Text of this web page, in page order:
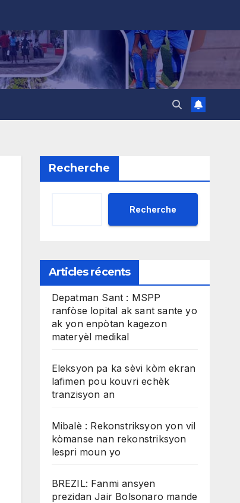
Recherche
Recherche
Articles récents
Depatman Sant : MSPP
ranfòse lopital ak sant sante yo
ak yon enpòtan kagezon
materyèl medikal
Eleksyon pa ka sèvi kòm ekran
lafimen pou kouvri echèk
tranzisyon an
Mibalè : Rekonstriksyon yon vil
kòmanse nan rekonstriksyon
lespri moun yo
BREZIL: Fanmi ansyen
prezidan Jair Bolsonaro mande